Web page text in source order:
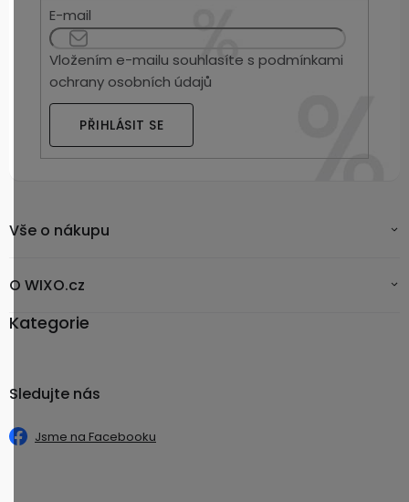
E-mail
Vložením e-mailu souhlasíte spodmínkami
ochrany osobních údajů
PŘIHLÁSIT SE
Vše o nákupu
O WIXO.cz
Kategorie
Sledujte nás
Jsme na Facebooku